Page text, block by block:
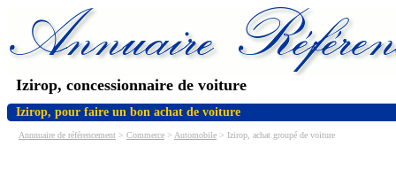
Izirop, concessionnaire de voiture
Izirop, pour faire un bon achat de voiture
Annnuaire de référencement > Commerce > Automobile > Izirop, achat groupé de voiture